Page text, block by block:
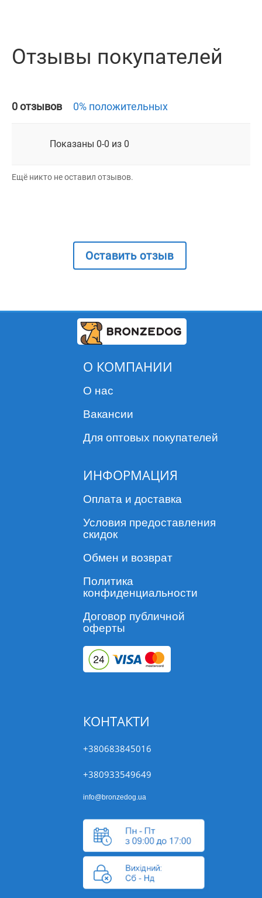
Отзывы покупателей
0 отзывов 0% положительных
Показаны 0-0 из 0
Ещё никто не оставил отзывов.
Оставить отзыв
О КОМПАНИИ
О нас
Вакансии
Для оптовых покупателей
ИНФОРМАЦИЯ
Оплата и доставка
Условия предоставления
скидок
Обмен и возврат
Политика
конфиденциальности
Договор публичной
оферты
КОНТАКТИ
+380683845016
+380933549649
info@bronzedog.ua